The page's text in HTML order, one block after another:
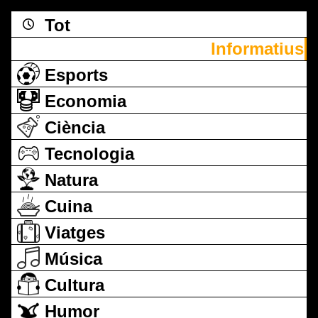
Tot
Informatius
Esports
Economia
Ciència
Tecnologia
Natura
Cuina
Viatges
Música
Cultura
Humor